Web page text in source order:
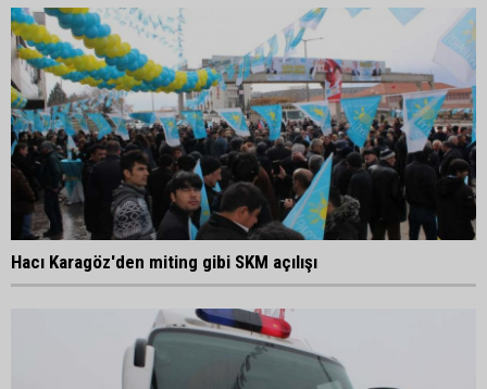
Hacı Karagöz'den miting gibi SKM açılışı